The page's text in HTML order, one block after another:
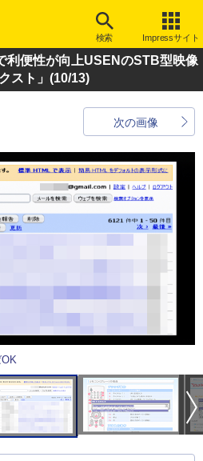
検索 Impressサイト
利便性が向上USENのSTB型映像
スト」 (10/13)
次の画像